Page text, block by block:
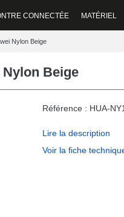
CONNECTÉE MATÉRIEL
Nylon Beige
Beige
Référence : HUA-
Lire la description
Voir la fiche